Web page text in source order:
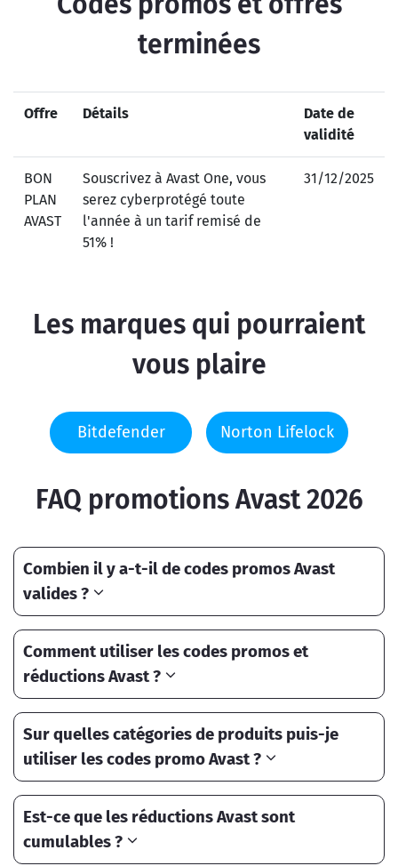
terminées
Offre Détails
Date de
validité
BON
PLAN
AVAST
Souscrivez à Avast One, vous
serez cyberprotégé toute
l'année à un tarif remisé de
51% !
31/12/2025
Les marques qui pourraient
vous plaire
Bitdefender Norton Lifelock
FAQ promotions Avast 2026
Combien il y a-t-il de codes promos Avast
valides ?
Comment utiliser les codes promos et
réductions Avast ?
Sur quelles catégories de produits puis-je
utiliser les codes promo Avast ?
Est-ce que les réductions Avast sont
cumulables ?